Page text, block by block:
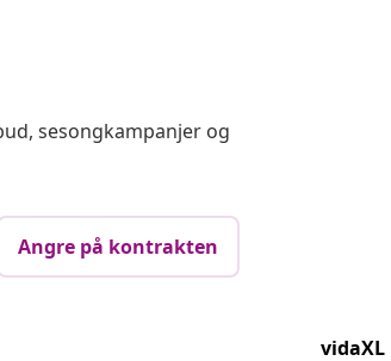
sesongkampanjer og
Angre på kontrakten
vidaXL